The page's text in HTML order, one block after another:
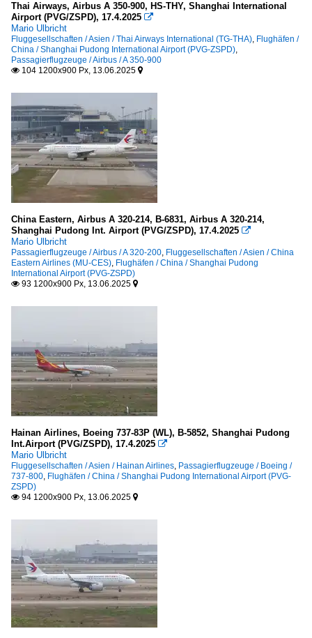
Thai Airways, Airbus A 350-900, HS-THY, Shanghai International
Airport (PVG/ZSPD), 17.4.2025 
Mario Ulbricht
Fluggesellschaften / Asien / Thai Airways International (TG-THA), Flughäfen /
China / Shanghai Pudong International Airport (PVG-ZSPD),
Passagierflugzeuge / Airbus / A 350-900
 104 1200x900 Px, 13.06.2025 
China Eastern, Airbus A 320-214, B-6831, Airbus A 320-214,
Shanghai Pudong Int. Airport (PVG/ZSPD), 17.4.2025 
Mario Ulbricht
Passagierflugzeuge / Airbus / A 320-200, Fluggesellschaften / Asien / China
Eastern Airlines (MU-CES), Flughäfen / China / Shanghai Pudong
International Airport (PVG-ZSPD)
 93 1200x900 Px, 13.06.2025 
Hainan Airlines, Boeing 737-83P (WL), B-5852, Shanghai Pudong
Int.Airport (PVG/ZSPD), 17.4.2025 
Mario Ulbricht
Fluggesellschaften / Asien / Hainan Airlines, Passagierflugzeuge / Boeing /
737-800, Flughäfen / China / Shanghai Pudong International Airport (PVG-
ZSPD)
 94 1200x900 Px, 13.06.2025 